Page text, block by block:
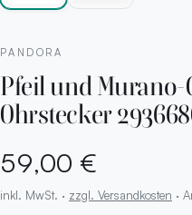
PANDORA
Pfeil und Murano-
Ohrstecker
59,00 €
inkl. MwSt. · zzgl. Versandkosten ·